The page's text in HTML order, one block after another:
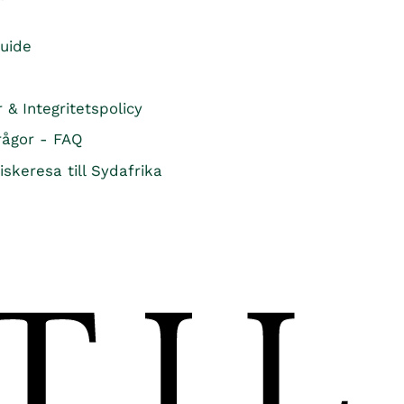
& Integritetspolicy
- FAQ
till Sydafrika